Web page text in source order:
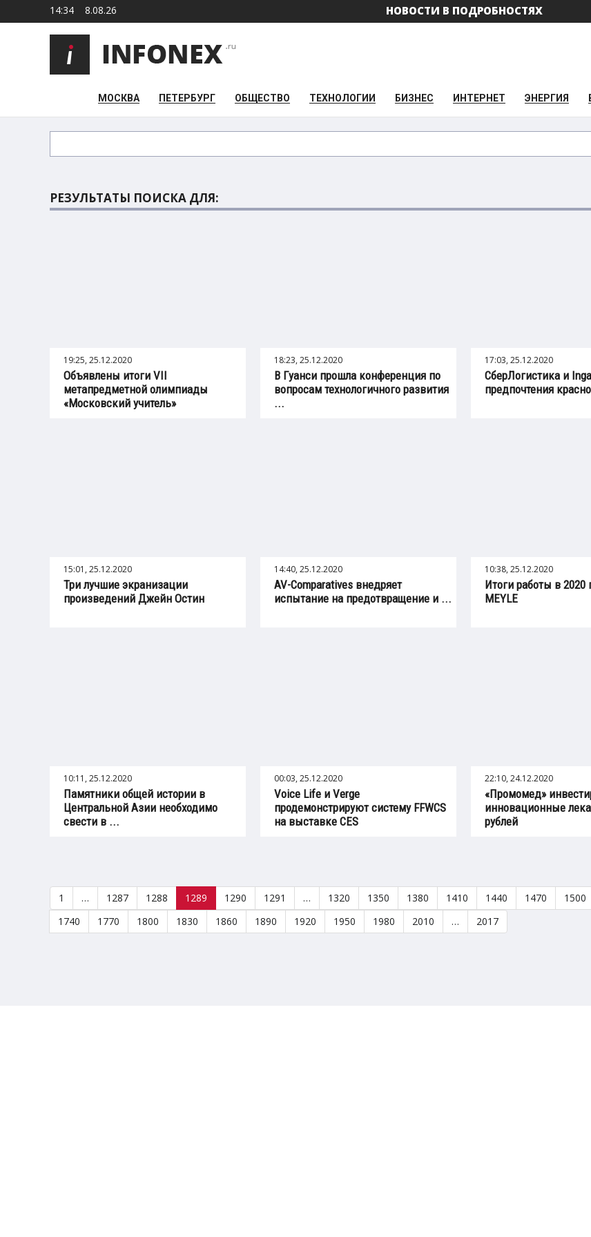
14:34 8.08.26 НОВОСТИ В ПОДРОБНОСТЯХ
МОСКВА ПЕТЕРБУРГ ОБЩЕСТВО ТЕХНОЛОГИИ БИЗНЕС ИНТЕРНЕТ ЭНЕРГИЯ
РЕЗУЛЬТАТЫ ПОИСКА ДЛЯ:
19:25, 25.12.2020
Объявлены итоги VII
метапредметной олимпиады
«Московский учитель»
18:23, 25.12.2020
В Гуанси прошла конференция по
вопросам технологичного развития
...
17:03, 25.12.2020
СберЛогистика и
предпочтения
15:01, 25.12.2020
Три лучшие экранизации
произведений Джейн Остин
14:40, 25.12.2020
AV-Comparatives внедряет
испытание на предотвращение и ...
10:38, 25.12.2020
Итоги работы в 2020
MEYLE
10:11, 25.12.2020
Памятники общей истории в
Центральной Азии необходимо
свести в ...
00:03, 25.12.2020
Voice Life и Verge
продемонстрируют систему FFWCS
на выставке CES
22:10, 24.12.2020
«Промомед»
инновационные
рублей
1 … 1287 1288 1289 1290 1291 … 1320 1350 1380 1410 1440 1470 1500
1740
1770 1800 1830 1860 1890 1920 1950 1980 2010 … 2017